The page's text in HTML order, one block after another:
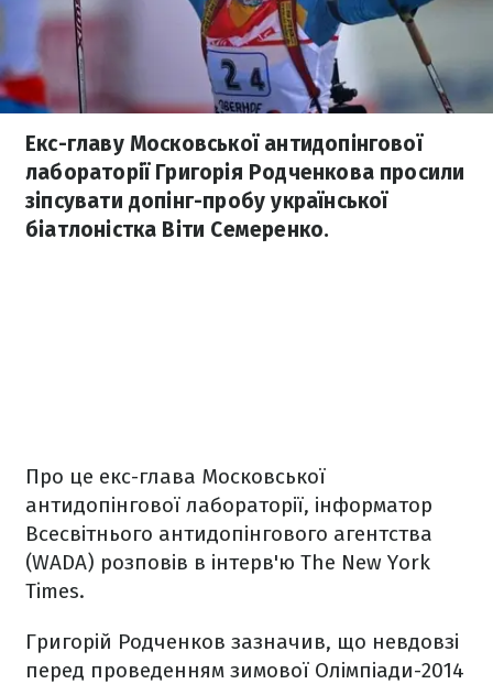
Екс-главу Московської антидопінгової
лабораторії Григорія Родченкова просили
зіпсувати допінг-пробу української
біатлоністка Віти Семеренко.
Про це екс-глава Московської
антидопінгової лабораторії, інформатор
Всесвітнього антидопінгового агентства
(WADA) розповів в інтерв'ю The New York
Times.
Григорій Родченков зазначив, що невдовзі
перед проведенням зимової Олімпіади-2014